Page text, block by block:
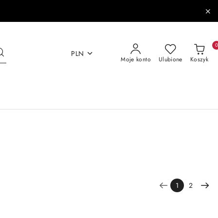
PLN
Moje konto Ulubione Koszyk
0
1 2